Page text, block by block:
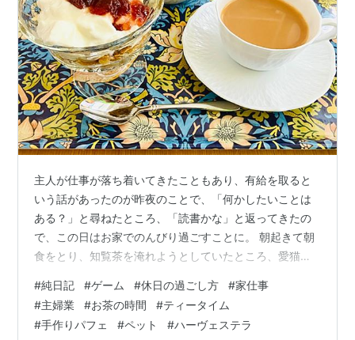
主人が仕事が落ち着いてきたこともあり、有給を取ると
いう話があったのが昨夜のことで、「何かしたいことは
ある？」と尋ねたところ、「読書かな」と返ってきたの
で、この日はお家でのんびり過ごすことに。 朝起きて朝
食をとり、知覧茶を淹れようとしていたところ、愛猫・
た。 ここのところの冴ゆは遊びの目が肥えてきて、キャ
ッチ・ミー・イフ・ユー・キャンはおろか、ちょっとや
そっとでは動じてくれません。 猫壱（necoichi） キャッ
#純日記 #ゲーム #休日の過ごし方 #家仕事
#主婦業 #お茶の時間 #ティータイム
#手作りパフェ #ペット #ハーヴェステラ